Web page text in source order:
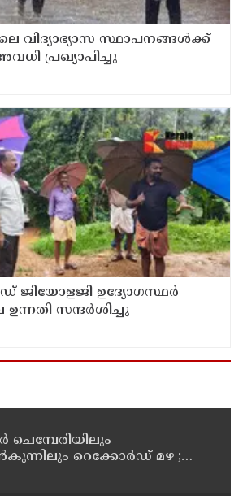
വിദ്യാഭ്യാസ സ്ഥാപനങ്ങള്‍ക്ക്
പ്രഖ്യാപിച്ചു
ഉദ്യോഗസ്ഥർ
സന്ദർശിച്ചു
ചെമ്പേരിയിലും
റെക്കോർഡ് മഴ ;